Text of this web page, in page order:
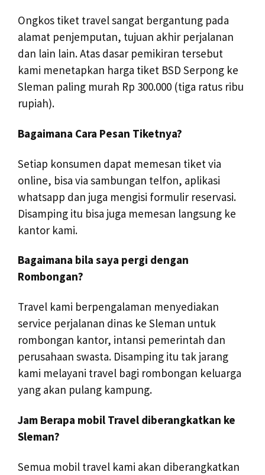
Ongkos tiket travel sangat bergantung pada
alamat penjemputan, tujuan akhir perjalanan
dan lain lain. Atas dasar pemikiran tersebut
kami menetapkan harga tiket BSD Serpong ke
Sleman paling murah Rp 300.000 (tiga ratus ribu
rupiah).
Bagaimana Cara Pesan Tiketnya?
Setiap konsumen dapat memesan tiket via
online, bisa via sambungan telfon, aplikasi
whatsapp dan juga mengisi formulir reservasi.
Disamping itu bisa juga memesan langsung ke
kantor kami.
Bagaimana bila saya pergi dengan
Rombongan?
Travel kami berpengalaman menyediakan
service perjalanan dinas ke Sleman untuk
rombongan kantor, intansi pemerintah dan
perusahaan swasta. Disamping itu tak jarang
kami melayani travel bagi rombongan keluarga
yang akan pulang kampung.
Jam Berapa mobil Travel diberangkatkan ke
Sleman?
Semua mobil travel kami akan diberangkatkan